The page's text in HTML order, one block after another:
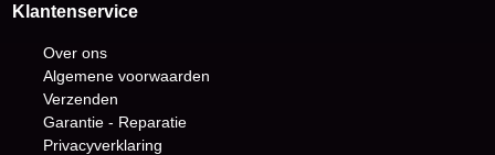
Klantenservice
Over ons
Algemene voorwaarden
Verzenden
Garantie - Reparatie
Privacyverklaring